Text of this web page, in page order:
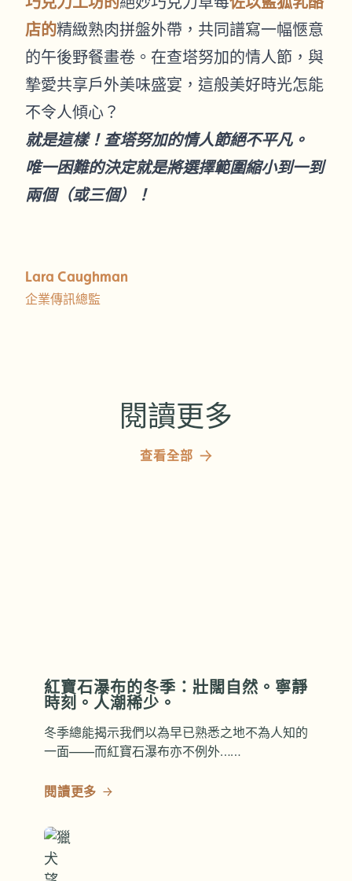
店的精緻熟肉拼盤外帶，共同譜寫一幅愜意
的午後野餐畫卷。在查塔努加的情人節，與
摯愛共享戶外美味盛宴，這般美好時光怎能
不令人傾心？
就是這樣！查塔努加的情人節絕不平凡。
唯一困難的決定就是將選擇範圍縮小到一到
兩個（或三個）！
Lara Caughman
企業傳訊總監
閱讀更多
查看全部
紅寶石瀑布的冬季：壯闊自然。寧靜
時刻。人潮稀少。
冬季總能揭示我們以為早已熟悉之地不為人知的
一面——而紅寶石瀑布亦不例外……
閱讀更多